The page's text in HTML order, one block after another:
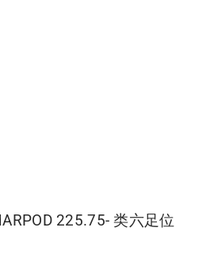
225.75- 类六足位